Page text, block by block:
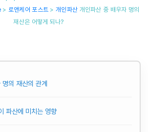
> 로앤케어 포스트 >개인파산 개인파산 중 배우자 명의
재산은 어떻게 되나?
명의 재산의 관계
파산에 미치는 영향